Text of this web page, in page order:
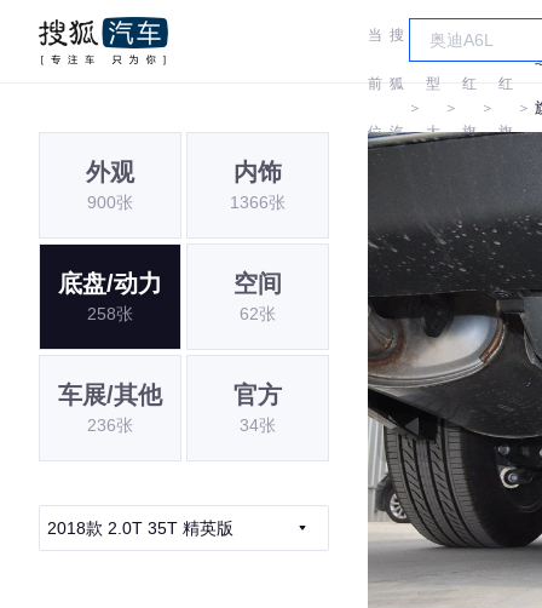
当
前
位
搜
狐
汽
＞
车
型
大
＞
红
旗
＞
红
旗
＞
外观
900张
内饰
1366张
底盘/动力
258张
空间
62张
车展/其他
236张
官方
34张
2018款 2.0T 35T 精英版